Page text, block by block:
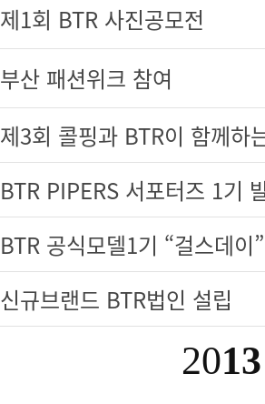
제1회 BTR 사진공모전
부산 패션위크 참여
제3회 콜핑과 BTR이 함께하
BTR PIPERS 서포터즈 1기
BTR 공식모델1기 “걸스데이”
신규브랜드 BTR법인 설립
2013